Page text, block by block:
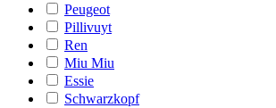
Peugeot
Pillivuyt
Ren
Miu Miu
Essie
Schwarzkopf